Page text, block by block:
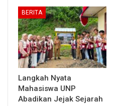
BERITA
Langkah Nyata
Mahasiswa UNP
Abadikan Jejak Sejarah